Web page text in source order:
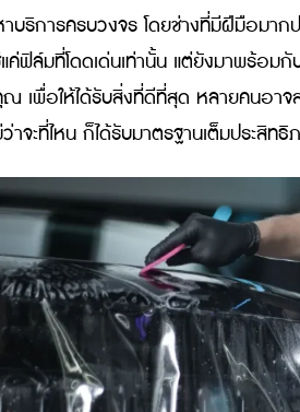
3M มีบริการครบวงจร ยกระดับ
หาบริการที่ครบจบควรเลือก 3M
าตรฐานทั้งสินค้าและช่างมืออาชีพ
หาบริการครบวงจร โดยช่างที่มีฝี
ใช่แค่ฟิล์มที่โดดเด่นเท่านั้น แต่ยัง
งคุณ เพื่อให้ได้รับสิ่งที่ดีที่สุด หลาย
ไม่ว่าจะที่ไหน ก็ได้รับมาตรฐานเต็มป